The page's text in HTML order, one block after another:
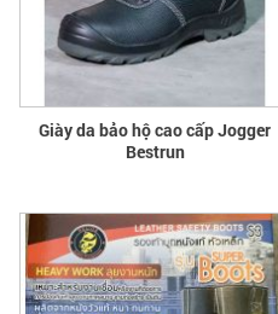
Giày da bảo hộ cao cấp Jogger
Bestrun